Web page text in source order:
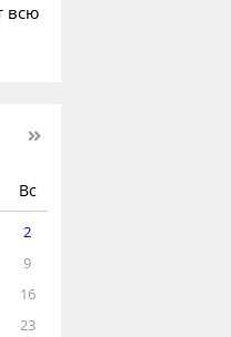
всю
Вс
2
9
16
23